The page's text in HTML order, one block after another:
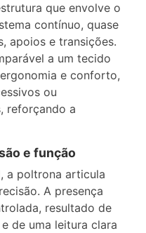
que envolve o
contínuo, quase
apoios e transições.
a um tecido
e conforto,
ou
reforçando a
e função
a poltrona articula
A presença
resultado de
de uma leitura clara